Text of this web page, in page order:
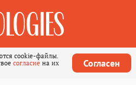
cookie-файлы.
согласие на их
Согласен